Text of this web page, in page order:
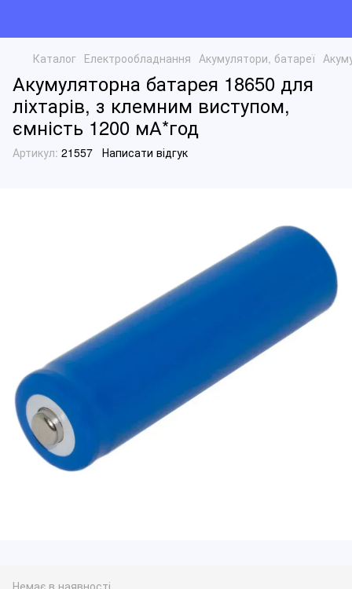
Каталог Електрообладнання Акумулятори, батареї
Акумуляторна батарея 18650 для
ліхтарів, з клемним виступом,
ємність 1200 мА*год
Артикул: 21557 Написати відгук
Немає в наявності